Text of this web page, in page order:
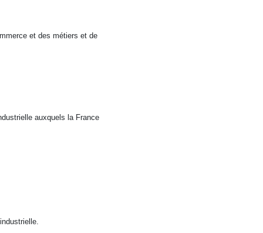
et des métiers et de
auxquels la France